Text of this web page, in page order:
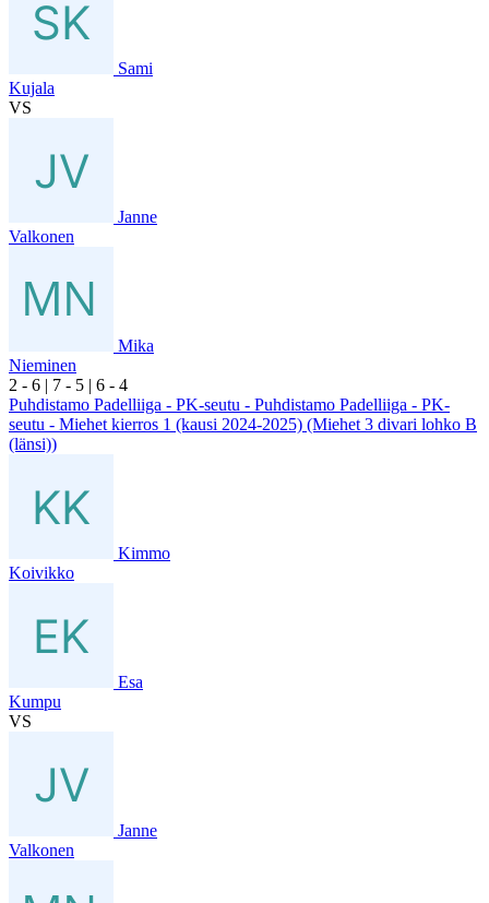
Sami
Kujala
VS
Janne
Valkonen
Mika
Nieminen
2 - 6 | 7 - 5 | 6 - 4
Puhdistamo Padelliiga - PK-seutu - Puhdistamo Padelliiga - PK-
seutu - Miehet kierros 1 (kausi 2024-2025) (Miehet 3 divari lohko B
(länsi))
Kimmo
Koivikko
Esa
Kumpu
VS
Janne
Valkonen